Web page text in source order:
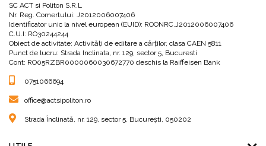
SC ACT si Politon S.R.L
Nr. Reg. Comertului: J2012006007406
Identificator unic la nivel european (EUID): ROONRC.J2012006007406
C.U.I: RO30244244
Obiect de activitate: Activităţi de editare a cărţilor, clasa CAEN 5811
Punct de lucru: Strada Inclinata, nr. 129, sector 5, Bucuresti
Cont: RO05RZBR0000060030672770 deschis la Raiffeisen Bank
0751066694
office@actsipoliton.ro
Strada Înclinată, nr. 129, sector 5, București, 050202